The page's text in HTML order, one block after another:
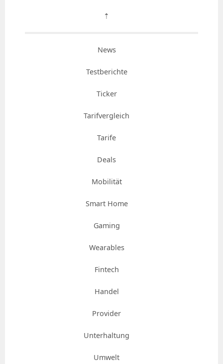
⇡
News
Testberichte
Ticker
Tarifvergleich
Tarife
Deals
Mobilität
Smart Home
Gaming
Wearables
Fintech
Handel
Provider
Unterhaltung
Umwelt